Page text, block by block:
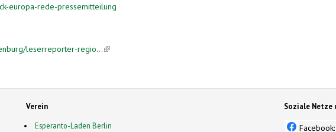
europa-rede-pressemitteilung
leserreporter-regio...(link is external)
Verein
Esperanto-Laden Berlin
Soziale Netze